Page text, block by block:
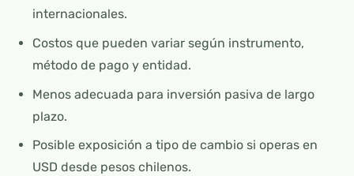
internacionales.
Costos que pueden variar según instrumento,
método de pago y entidad.
Menos adecuada para inversión pasiva de largo
plazo.
Posible exposición a tipo de cambio si operas en
USD desde pesos chilenos.